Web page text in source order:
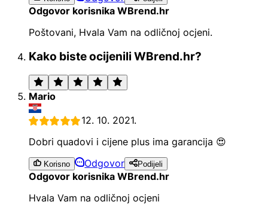
Odgovor korisnika WBrend.hr
Poštovani, Hvala Vam na odličnoj ocjeni.
Kako biste ocijenili WBrend.hr?
Mario
12. 10. 2021.
Dobri quadovi i cijene plus ima garancija 😍
Korisno Odgovor Podijeli
Odgovor korisnika WBrend.hr
Hvala Vam na odličnoj ocjeni